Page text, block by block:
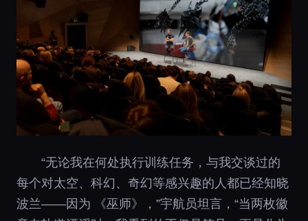
“无论我在何处执行训练任务，与我交谈过的
每个对太空、科幻、奇幻等感兴趣的人都已经知晓
波兰——因为 《巫师》，”宇航员坦言，“当两枚徽